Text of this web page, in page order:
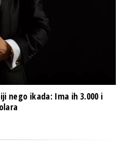
nego ikada: Ima ih 3.000 i